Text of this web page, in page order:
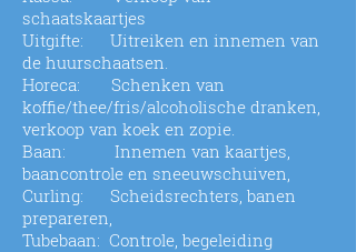
schaatskaartjes
Uitgifte: Uitreiken en innemen van
de huurschaatsen.
Horeca: Schenken van
koffie/thee/fris/alcoholische dranken,
verkoop van koek en zopie.
Baan: Innemen van kaartjes,
baancontrole en sneeuwschuiven,
Curling: Scheidsrechters, banen
prepareren,
Tubebaan: Controle, begeleiding